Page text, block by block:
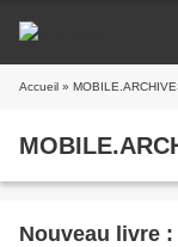
Accueil »
Nouveau livre